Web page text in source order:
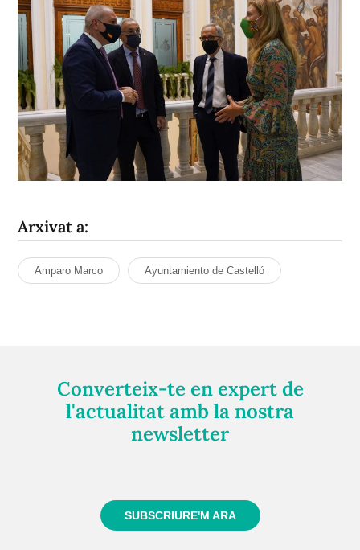
Arxivat a:
Amparo Marco Ayuntamiento de Castelló
Converteix-te en expert de
l'actualitat amb la nostra
newsletter
SUBSCRIURE'M ARA